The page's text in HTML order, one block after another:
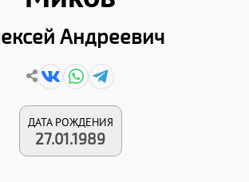
Андреевич
ДАТА РОЖДЕНИЯ
27.01.1989